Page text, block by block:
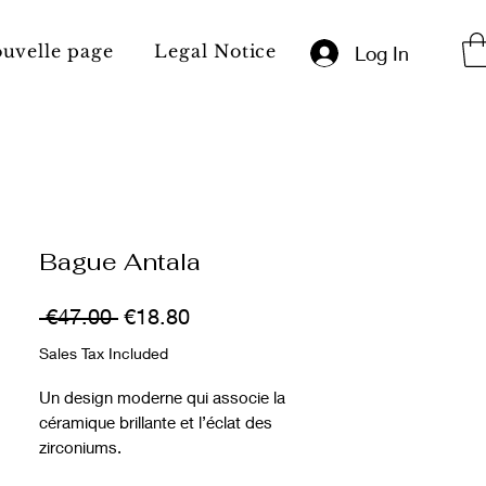
page Legal Notice Résultats de
Log In
Bague Antala
€47.00 Regular
Price
€18.80Sale
Sales Tax Included
Un design moderne qui associe la
céramique brillante et l’éclat des
zirconiums.